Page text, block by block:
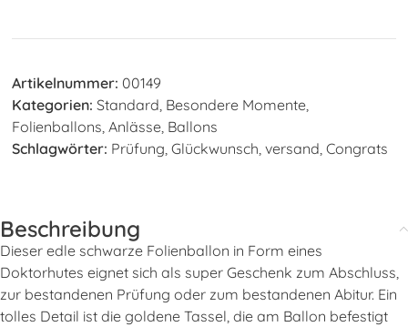
Artikelnummer: 00149
Kategorien: Standard, Besondere Momente,
Folienballons, Anlässe, Ballons
Schlagwörter: Prüfung, Glückwunsch, versand, Congrats
Beschreibung
Dieser edle schwarze Folienballon in Form eines
Doktorhutes eignet sich als super Geschenk zum Abschluss,
zur bestandenen Prüfung oder zum bestandenen Abitur. Ein
tolles Detail ist die goldene Tassel, die am Ballon befestigt